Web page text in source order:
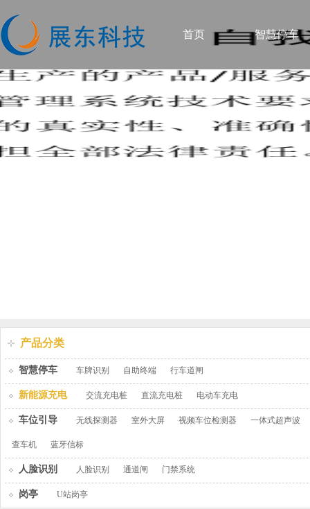
首页 智慧停车
产品分类
智慧停车 车牌识别 自助终端 行车道闸
新能源充电 交流充电桩 直流充电桩 电动车充电
车位引导 无线探测器 室外大屏 视频车位检测器 一体式超声波
查车机 蓝牙信标
人脸识别 人脸识别 通道闸 门禁系统
岗亭 U站岗亭